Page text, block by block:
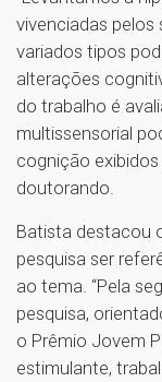
vivenciadas
variados tipos
alterações
do trabalho é
multissensorial
cognição exibidos
doutorando.
Batista destacou
pesquisa ser
ao tema. “Pela
pesquisa,
o Prêmio Jovem
estimulante,